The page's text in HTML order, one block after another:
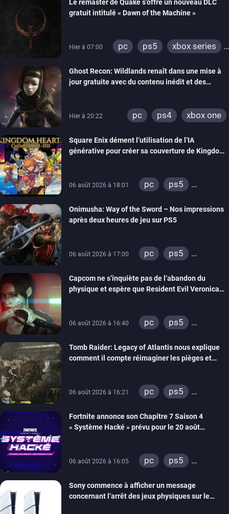
Le remaster de Quake s’offre un nouveau DLC
gratuit intitulé « Dawn of the Machine »
Hier à 07:00 pc ps5
xbox series
xbox one
nintendo 64
Ghost Recon: Wildlands renaît dans une mise à
jour gratuite avec du contenu inédit et des
Hier à 20:22 pc ps4 xbox one
Square Enix dément l’utilisation de l’IA
générative pour créer sa couverture de Kingdom
06 août 2026 à 18:01 pc
ps5
switch 2
Onimusha: Way of the Sword – Nos impressions
après deux heures de jeu sur PS5
06 août 2026 à 17:00 pc
ps5
switch 2
Capcom ne s’inquiète pas de l’abandon du
physique et espère que Resident Evil Veronica
06 août 2026 à 16:40 pc
ps5
switch 2
Tomb Raider: Legacy of Atlantis nous explique
comment il compte réimaginer les pièges et
06 août 2026 à 16:21 pc
ps5
switch 2
Fortnite annonce son Chapitre 7 Saison 4
« Système Hacké » prévu pour le 20 août
06 août 2026 à 16:05 pc
ps5
switch
ios
android
ps4
Sony commence à afficher un message
concernant l’arrêt des jeux physiques sur le